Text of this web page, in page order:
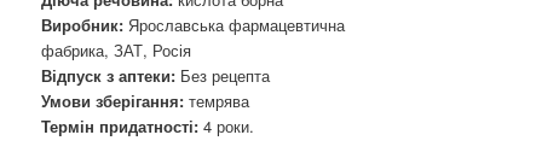
Виробник:Ярославська фармацевтична
фабрика, ЗАТ, Росія
Відпуск з аптеки: Без рецепта
Умови зберігання:темрява
Термін придатності:4 роки.